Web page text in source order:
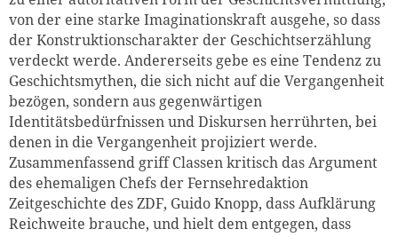
von der eine starke Imaginationskraft ausgehe, so dass
der Konstruktionscharakter der Geschichtserzählung
verdeckt werde. Andererseits gebe es eine Tendenz zu
Geschichtsmythen, die sich nicht auf die Vergangenheit
bezögen, sondern aus gegenwärtigen
Identitätsbedürfnissen und Diskursen herrührten, bei
denen in die Vergangenheit projiziert werde.
Zusammenfassend griff Classen kritisch das Argument
des ehemaligen Chefs der Fernsehredaktion
Zeitgeschichte des ZDF, Guido Knopp, dass Aufklärung
Reichweite brauche, und hielt dem entgegen, dass